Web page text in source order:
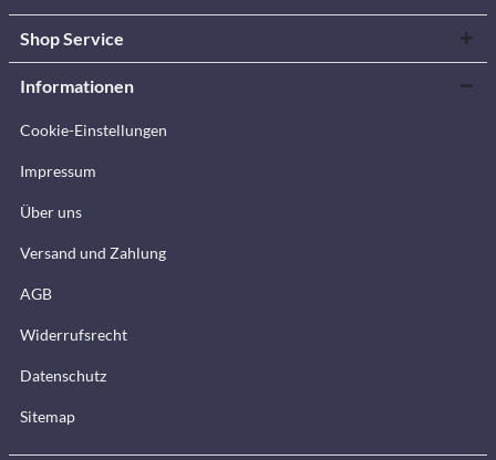
Shop Service
Informationen
Cookie-Einstellungen
Impressum
Über uns
Versand und Zahlung
AGB
Widerrufsrecht
Datenschutz
Sitemap